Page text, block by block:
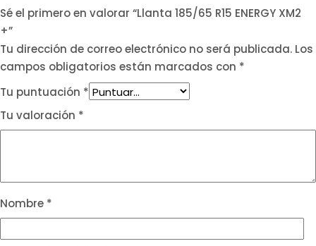
Sé el primero en valorar “Llanta 185/65 R15 ENERGY XM2
+”
Tu dirección de correo electrónico no será publicada. Los
campos obligatorios están marcados con *
Tu puntuación *
Tu valoración *
Nombre *